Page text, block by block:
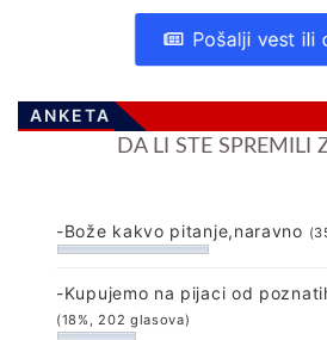
Pošalji vest ili
ANKETA
DA LI STE SPREMILI
-Bože kakvo pitanje,naravno
-Kupujemo na pijaci od
(18%, 202 glasova)